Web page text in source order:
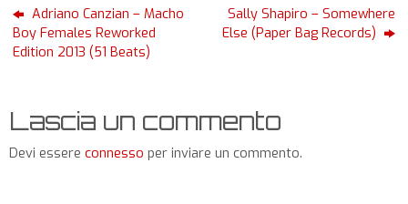
Adriano Canzian – Macho
Boy Females Reworked
Edition 2013 (51 Beats)
Sally Shapiro – Somewhere
Else (Paper Bag Records)
Lascia un commento
Devi essere connesso per inviare un commento.